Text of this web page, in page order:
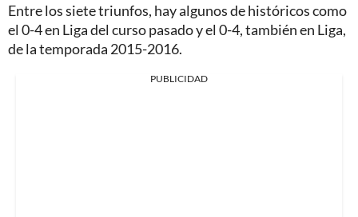
Entre los siete triunfos, hay algunos de históricos como
el 0-4 en Liga del curso pasado y el 0-4, también en Liga,
de la temporada 2015-2016.
PUBLICIDAD